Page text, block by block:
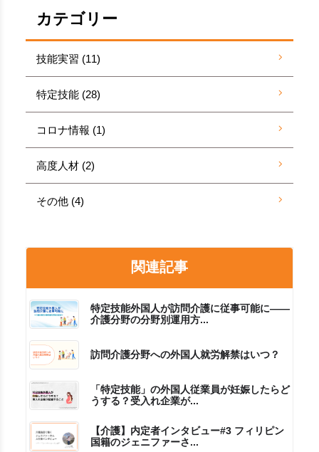
カテゴリー
技能実習 (11)
特定技能 (28)
コロナ情報 (1)
高度人材 (2)
その他 (4)
関連記事
特定技能外国人が訪問介護に従事可能に――
介護分野の分野別運用方...
訪問介護分野への外国人就労解禁はいつ？
「特定技能」の外国人従業員が妊娠したらど
うする？受入れ企業が...
【介護】内定者インタビュー#3 フィリピン
国籍のジェニファーさ...